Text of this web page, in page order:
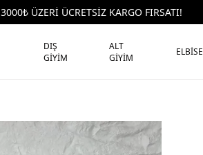
3000₺ ÜZERİ ÜCRETSİZ KARGO FIRSATI!
DIŞ
GİYİM
ALT
GİYİM
ELBİSE